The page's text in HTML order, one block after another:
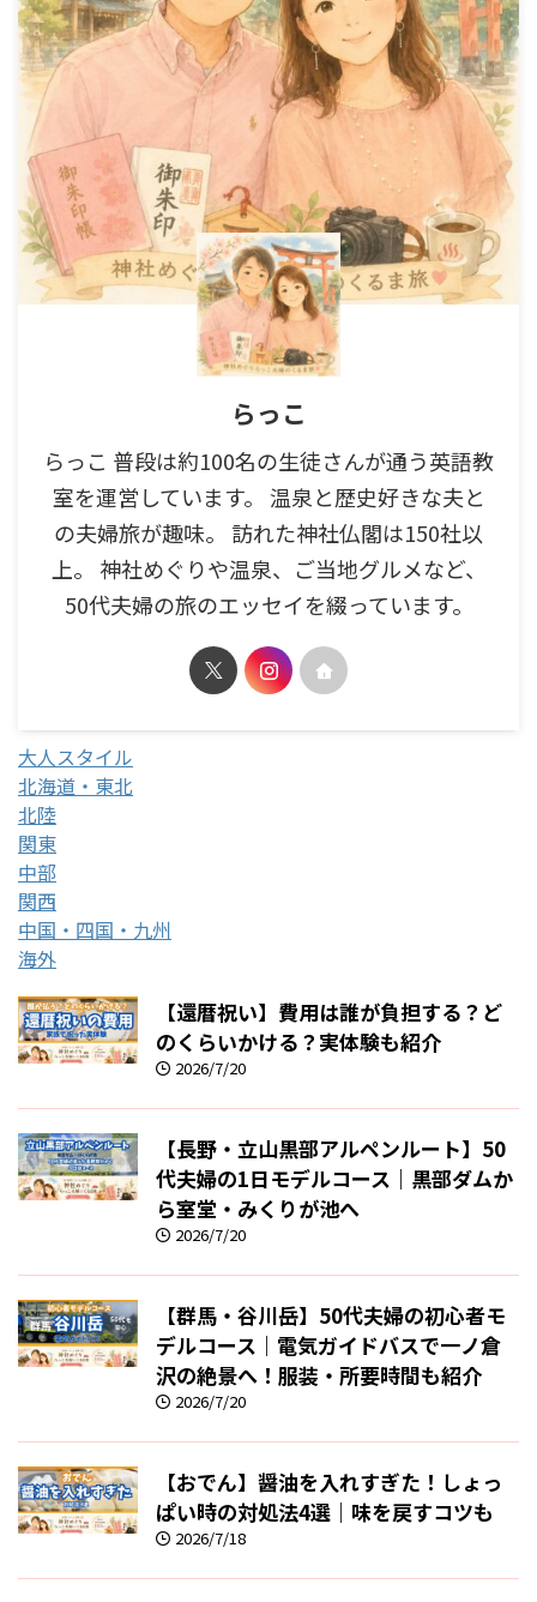
らっこ
らっこ 普段は約100名の生徒さんが通う英語教
室を運営しています。 温泉と歴史好きな夫と
の夫婦旅が趣味。 訪れた神社仏閣は150社以
上。 神社めぐりや温泉、ご当地グルメなど、
50代夫婦の旅のエッセイを綴っています。
大人スタイル
北海道・東北
北陸
関東
中部
関西
中国・四国・九州
海外
【還暦祝い】費用は誰が負担する？ど
のくらいかける？実体験も紹介
2026/7/20
【長野・立山黒部アルペンルート】50
代夫婦の1日モデルコース｜黒部ダムか
ら室堂・みくりが池へ
2026/7/20
【群馬・谷川岳】50代夫婦の初心者モ
デルコース｜電気ガイドバスで一ノ倉
沢の絶景へ！服装・所要時間も紹介
2026/7/20
【おでん】醤油を入れすぎた！しょっ
ぱい時の対処法4選｜味を戻すコツも
2026/7/18